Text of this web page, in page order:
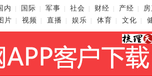
内 国际 军事 社会 财经 产经
片 视频 直播 娱乐 体育 文化